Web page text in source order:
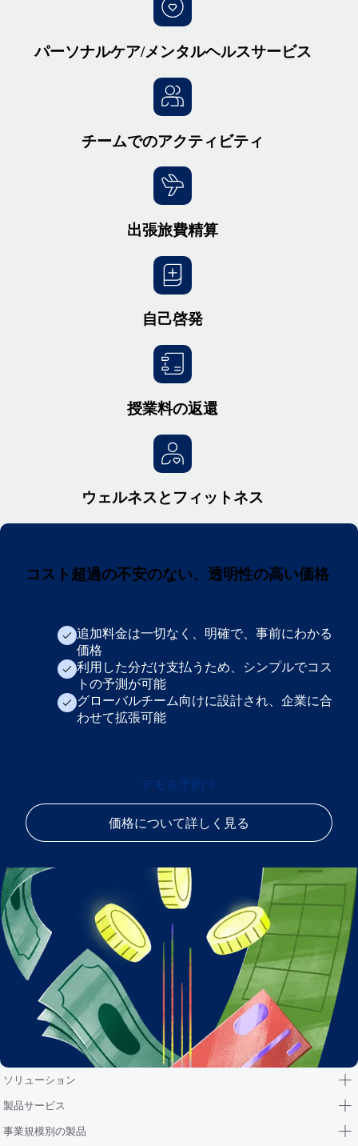
パーソナルケア/メンタルヘルスサービス
チームでのアクティビティ
出張旅費精算
自己啓発
授業料の返還
ウェルネスとフィットネス
コスト超過の不安のない、透明性の高い価格
追加料金は一切なく、明確で、事前にわかる
価格
利用した分だけ支払うため、シンプルでコス
トの予測が可能
グローバルチーム向けに設計され、企業に合
わせて拡張可能
デモを予約
価格について詳しく見る
ソリューション
製品サービス
事業規模別の製品